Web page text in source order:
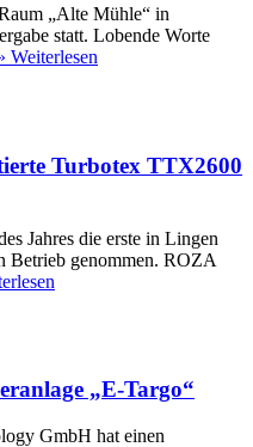
„Alte Mühle“ in
statt. Lobende Worte
Weiterlesen
Turbotex TTX2600
Jahres die erste in Lingen
Betrieb genommen. ROZA
„E-Targo“
GmbH hat einen